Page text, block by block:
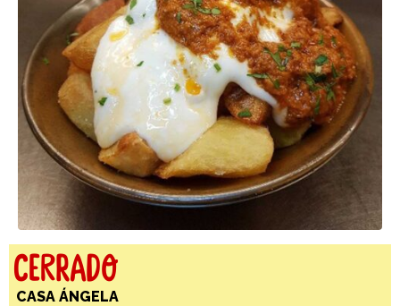
Cerrado
CASA ÁNGELA